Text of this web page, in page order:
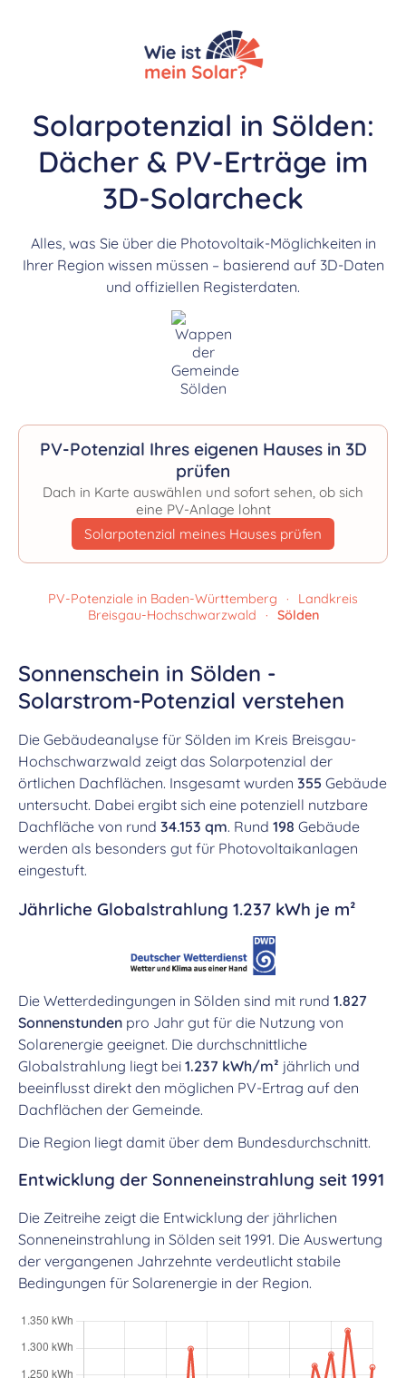
Solarpotenzial in Sölden:
Dächer & PV-Erträge im
3D-Solarcheck
Alles, was Sie über die Photovoltaik-Möglichkeiten in
Ihrer Region wissen müssen – basierend auf 3D-Daten
und offiziellen Registerdaten.
PV-Potenzial Ihres eigenen Hauses in 3D
prüfen
Dach in Karte auswählen und sofort sehen, ob sich
eine PV-Anlage lohnt
Solarpotenzial meines Hauses prüfen
PV-Potenziale in Baden-Württemberg ·
Landkreis
Breisgau-Hochschwarzwald
· Sölden
Sonnenschein in Sölden -
Solarstrom-Potenzial verstehen
Die Gebäudeanalyse für Sölden im Kreis Breisgau-
Hochschwarzwald zeigt das Solarpotenzial der
örtlichen Dachflächen. Insgesamt wurden 355 Gebäude
untersucht. Dabei ergibt sich eine potenziell nutzbare
Dachfläche von rund 34.153 qm. Rund 198 Gebäude
werden als besonders gut für Photovoltaikanlagen
eingestuft.
Jährliche Globalstrahlung 1.237 kWh je m²
Die Wetterdedingungen in Sölden sind mit rund 1.827
Sonnenstunden pro Jahr gut für die Nutzung von
Solarenergie geeignet. Die durchschnittliche
Globalstrahlung liegt bei 1.237 kWh/m² jährlich und
beeinflusst direkt den möglichen PV-Ertrag auf den
Dachflächen der Gemeinde.
Die Region liegt damit über dem Bundesdurchschnitt.
Entwicklung der Sonneneinstrahlung seit 1991
Die Zeitreihe zeigt die Entwicklung der jährlichen
Sonneneinstrahlung in Sölden seit 1991. Die Auswertung
der vergangenen Jahrzehnte verdeutlicht stabile
Bedingungen für Solarenergie in der Region.